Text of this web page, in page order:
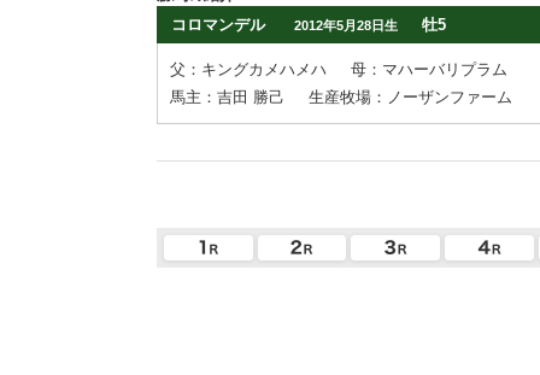
コロマンデル
2012年5月28日生 牡5
父：キングカメハメハ
母：マハーバリプラム
馬主：吉田 勝己
生産牧場：ノーザンファーム